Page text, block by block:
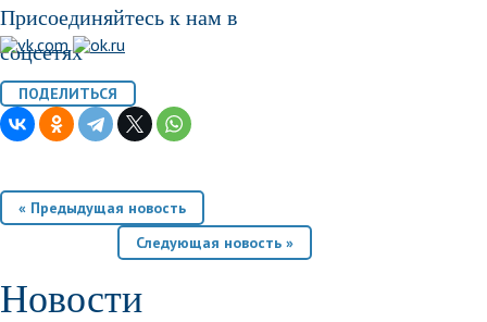
Присоединяйтесь к нам в
соцсетях
« Предыдущая новость
Следующая новость »
Новости